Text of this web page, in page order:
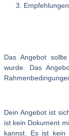
Das Angebot
wurde. Das
Dein Angebot ist
ist kein Dokument
kannst. Es ist kein